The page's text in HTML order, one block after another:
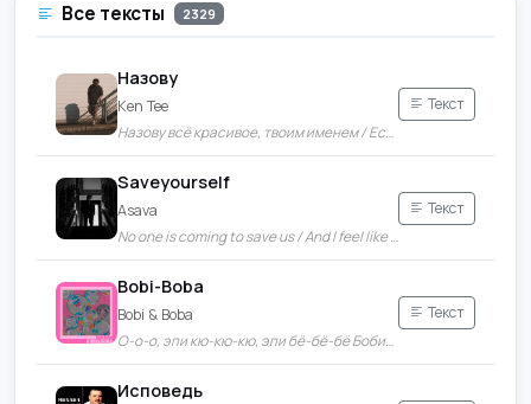
Все тексты 2329
Назову
Ken Tee
Назову всё красивое, твоим именем / Если, вдруг, ты всего лишь сон - не буди меня
Текст
Saveyourself
Asava
No one is coming to save us / And I feel like you should know
Текст
Bobi-Boba
Bobi & Boba
О-о-о, эпи кю-кю-кю, эпи бё-бё-бё Боби-Боба / Карино эль триамо бай-бам-бу
Текст
Исповедь